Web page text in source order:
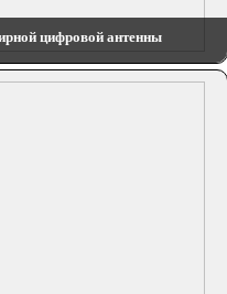
цифровой антенны